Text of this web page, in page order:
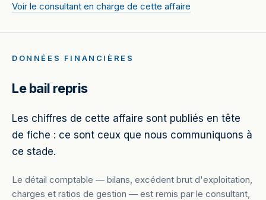
Voir le consultant en charge de cette affaire
DONNÉES FINANCIÈRES
Le bail repris
Les chiffres de cette affaire sont publiés en tête
de fiche : ce sont ceux que nous communiquons à
ce stade.
Le détail comptable — bilans, excédent brut d'exploitation,
charges et ratios de gestion — est remis par le consultant,